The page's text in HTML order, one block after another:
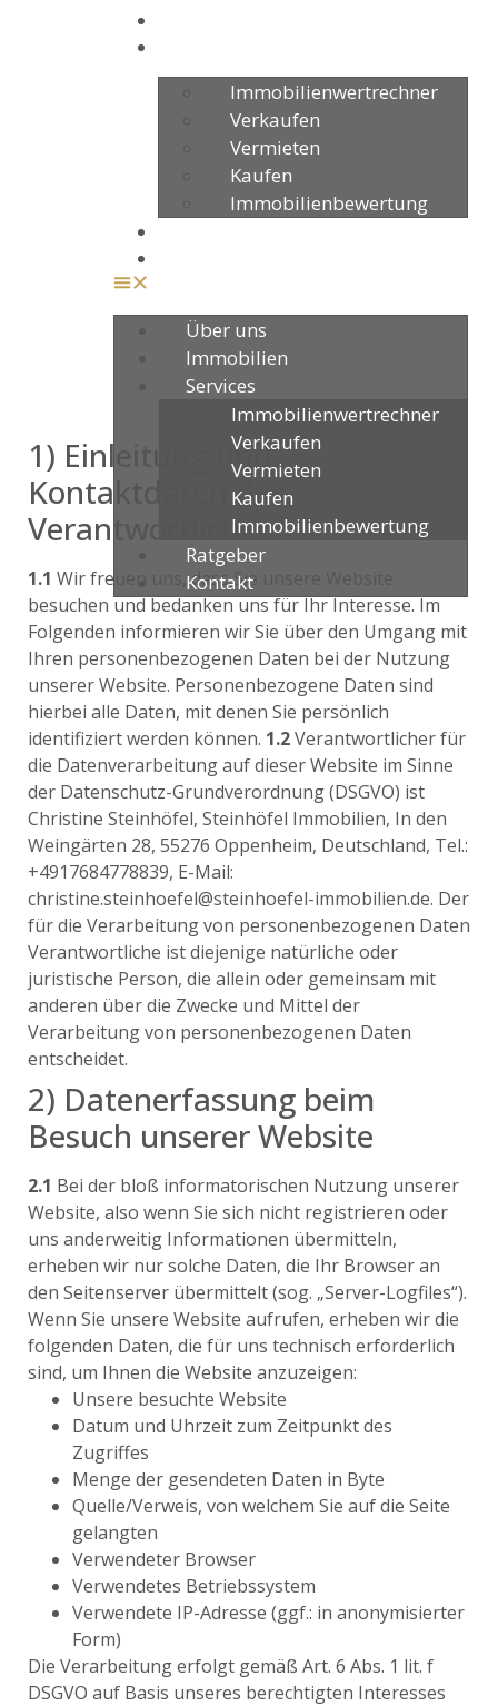
Immobilienwertrechner
Verkaufen
Vermieten
Kaufen
Immobilienbewertung
Über uns
Immobilien
Services
Immobilienwertrechner
Verkaufen
Vermieten
Kaufen
Immobilienbewertung
Ratgeber
Kontakt
Datenschutz
1) Einleitung und
Kontaktdaten des
Verantwortlichen
1.1 Wir freuen uns, dass Sie unsere Website
besuchen und bedanken uns für Ihr Interesse. Im
Folgenden informieren wir Sie über den Umgang mit
Ihren personenbezogenen Daten bei der Nutzung
unserer Website. Personenbezogene Daten sind
hierbei alle Daten, mit denen Sie persönlich
identifiziert werden können. 1.2Verantwortlicher für
die Datenverarbeitung auf dieser Website im Sinne
der Datenschutz-Grundverordnung (DSGVO) ist
Christine Steinhöfel, Steinhöfel Immobilien, In den
Weingärten 28, 55276 Oppenheim, Deutschland, Tel.:
+4917684778839, E-Mail:
christine.steinhoefel@steinhoefel-immobilien.de. Der
für die Verarbeitung von personenbezogenen Daten
Verantwortliche ist diejenige natürliche oder
juristische Person, die allein oder gemeinsam mit
anderen über die Zwecke und Mittel der
Verarbeitung von personenbezogenen Daten
entscheidet.
2) Datenerfassung beim
Besuch unserer Website
2.1 Bei der bloß informatorischen Nutzung unserer
Website, also wenn Sie sich nicht registrieren oder
uns anderweitig Informationen übermitteln,
erheben wir nur solche Daten, die Ihr Browser an
den Seitenserver übermittelt (sog. „Server-Logfiles“).
Wenn Sie unsere Website aufrufen, erheben wir die
folgenden Daten, die für uns technisch erforderlich
sind, um Ihnen die Website anzuzeigen:
Unsere besuchte Website
Datum und Uhrzeit zum Zeitpunkt des
Zugriffes
Menge der gesendeten Daten in Byte
Quelle/Verweis, von welchem Sie auf die Seite
gelangten
Verwendeter Browser
Verwendetes Betriebssystem
Verwendete IP-Adresse (ggf.: in anonymisierter
Form)
Die Verarbeitung erfolgt gemäß Art. 6 Abs. 1 lit. f
DSGVO auf Basis unseres berechtigten Interesses